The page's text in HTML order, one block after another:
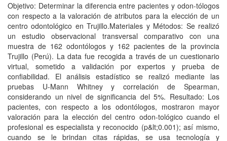
Objetivo: Determinar la diferencia entre pacientes y odon-tólogos
con respecto a la valoración de atributos para la elección de un
centro odontológico en Trujillo.Materiales y Métodos: Se realizó
un estudio observacional transversal comparativo con una
muestra de 162 odontólogos y 162 pacientes de la provincia
Trujillo (Perú). La data fue recogida a través de un cuestionario
virtual, sometido a validación por expertos y prueba de
confiabilidad. El análisis estadístico se realizó mediante las
pruebas U-Mann Whitney y correlación de Spearman,
considerando un nivel de significancia del 5%. Resultado: Los
pacientes, con respecto a los odontólogos, mostraron mayor
valoración para la elección del centro odon-tológico cuando el
profesional es especialista y reconocido (p&lt;0.001); así mismo,
cuando se le brindan citas rápidas, se usa tecnología y